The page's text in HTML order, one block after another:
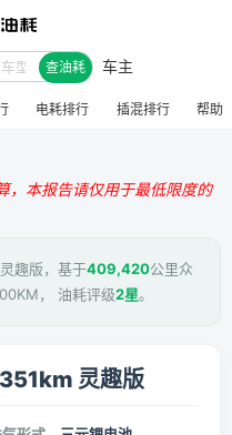
查油耗 车主
电耗排行 插混排行 帮助
，本报告请仅用于最低限度的
趣版，基于409,420公里众
， 油耗评级2星。
灵趣版